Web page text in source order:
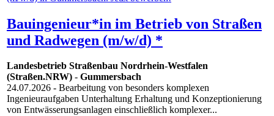
Bauingenieur*in im Betrieb von Straßen
und Radwegen (m/w/d) *
Landesbetrieb Straßenbau Nordrhein-Westfalen
(Straßen.NRW) - Gummersbach
24.07.2026 - Bearbeitung von besonders komplexen
Ingenieuraufgaben Unterhaltung Erhaltung und Konzeptionierung
von Entwässerungsanlagen einschließlich komplexer...